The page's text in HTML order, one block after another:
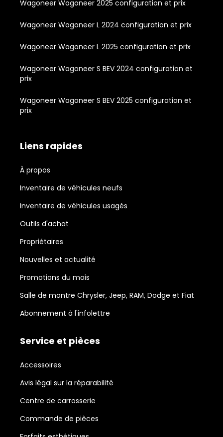
Wagoneer Wagoneer 2025 configuration et prix
Wagoneer Wagoneer L 2024 configuration et prix
Wagoneer Wagoneer L 2025 configuration et prix
Wagoneer Wagoneer S BEV 2024 configuration et
prix
Wagoneer Wagoneer S BEV 2025 configuration et
prix
Liens rapides
À propos
Inventaire de véhicules neufs
Inventaire de véhicules usagés
Outils d'achat
Propriétaires
Nouvelles et actualité
Promotions du mois
Salle de montre Chrysler, Jeep, RAM, Dodge et Fiat
Abonnement à l'infolettre
Service et pièces
Accessoires
Avis légal sur la réparabilité
Centre de carrosserie
Commande de pièces